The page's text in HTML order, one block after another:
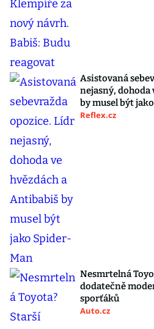
Asistovaná
nejasný, dohoda
by musel být
Reflex.cz
Nesmrtelná
dodatečně
sporťáků
Auto.cz